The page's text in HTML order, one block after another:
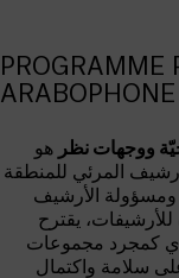
PROGRAMME
ووجهات نظر هو
المرئي للمنطقة
ومسؤولة الأرشيف
يقترح
كمجرد مجموعات
سلامة واكتمال